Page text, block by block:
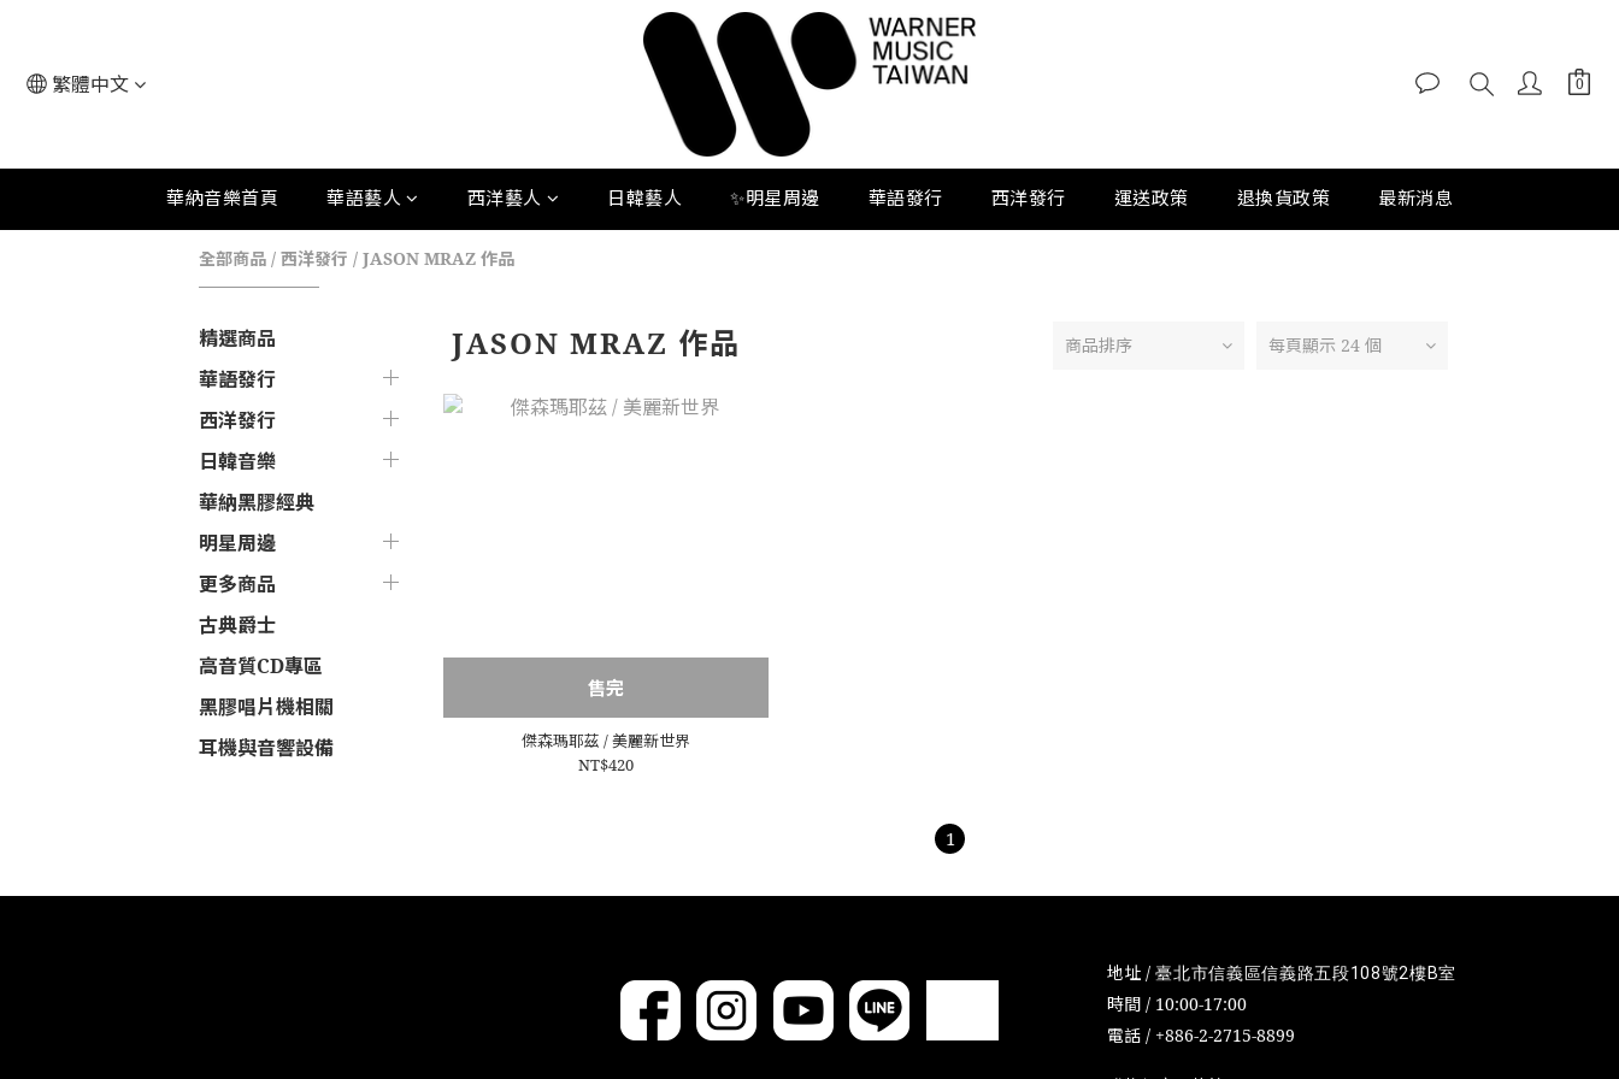
繁體中文
華納音樂首頁 華語藝人 西洋藝人 日韓藝人 ✨明星周邊 華語發行 西洋發行 運送政策 退換貨政策 最新消息
全部商品 / 西洋發行 / JASON MRAZ 作品
精選商品
華語發行
西洋發行
日韓音樂
華納黑膠經典
明星周邊
更多商品
古典爵士
高音質CD專區
黑膠唱片機相關
耳機與音響設備
JASON MRAZ 作品 商品排序 每頁顯示 24 個
售完
傑森瑪耶茲 / 美麗新世界
NT$420
1
地址 /臺北市信義區信義路五段108號2樓B室
時間 / 10:00-17:00
電話 / +886-2-2715-8899